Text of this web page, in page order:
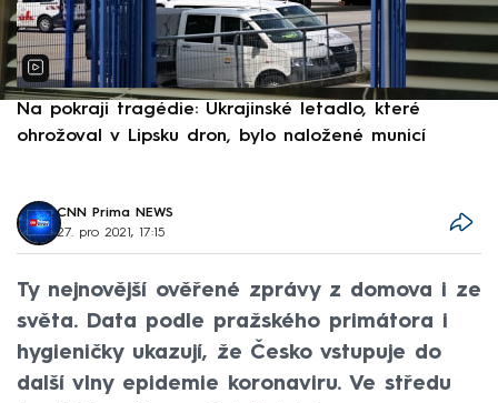
Na pokraji tragédie: Ukrajinské letadlo, které
ohrožoval v Lipsku dron, bylo naložené municí
CNN Prima NEWS
27. pro 2021, 17:15
Ty nejnovější ověřené zprávy z domova i ze
světa. Data podle pražského primátora i
hygieničky ukazují, že Česko vstupuje do
další vlny epidemie koronaviru. Ve středu